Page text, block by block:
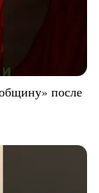
после